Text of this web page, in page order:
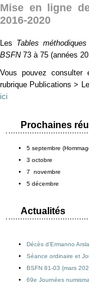
Mise en ligne
2016-2020
Les Tables méthodiques
BSFN73 à 75 (années
Vous pouvez consulter
rubrique Publications >
ici
Prochaines
5 septembre
3 octobre
7 novembre
5 décembre
Actualités
Décès d’Ermanno
Séance ordinaire et
BSFN 81-03 (mars
69e Journées